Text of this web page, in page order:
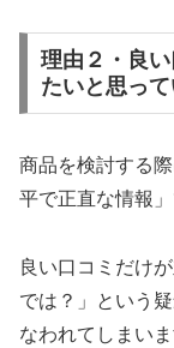
理由２・良
たいと思っ
商品を検討する
平で正直な情報」
良い口コミだけ
では？」という
なわれてしまいま